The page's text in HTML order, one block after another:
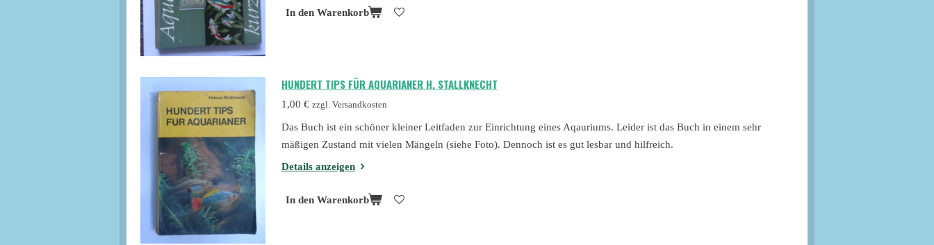
In den Warenkorb
HUNDERT TIPS FÜR AQUARIANER H. STALLKNECHT
1,00 € zzgl. Versandkosten
Das Buch ist ein schöner kleiner Leitfaden zur Einrichtung eines Aqauriums. Leider ist das Buch in einem sehr
mäßigen Zustand mit vielen Mängeln (siehe Foto). Dennoch ist es gut lesbar und hilfreich.
Details anzeigen
In den Warenkorb